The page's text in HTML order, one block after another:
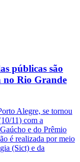
públicas são
no Rio Grande
Alegre, se tornou
11) com a
e do Prêmio
é realizada por meio
(Sict) e da